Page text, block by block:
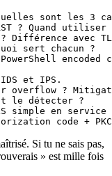
Quelles sont les
? Quand
Différence avec
sert chacun ?
et IPS.
overflow ?
le détecter ?
simple en service
code +
Si tu ne sais pas,
» est mille fois